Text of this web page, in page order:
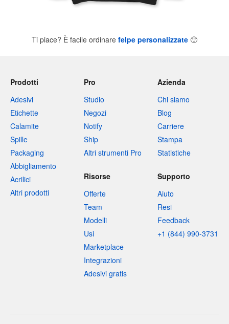
Ti piace? È facile ordinare felpe personalizzate 🙂
Prodotti
Adesivi
Etichette
Calamite
Spille
Packaging
Abbigliamento
Acrilici
Altri prodotti
Pro
Studio
Negozi
Notify
Ship
Altri strumenti Pro
Azienda
Chi siamo
Blog
Carriere
Stampa
Statistiche
Risorse
Offerte
Team
Modelli
Usi
Marketplace
Integrazioni
Adesivi gratis
Supporto
Aiuto
Resi
Feedback
+1 (844) 990-3731